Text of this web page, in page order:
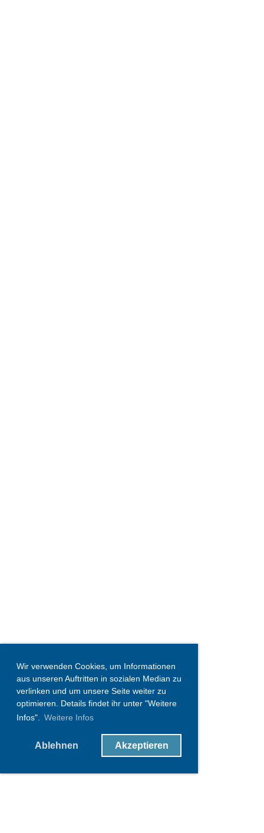
Wir verwenden Cookies, um Informationen
aus unseren Auftritten in sozialen Median zu
verlinken und um unsere Seite weiter zu
optimieren. Details findet ihr unter "Weitere
Infos". Weitere Infos
Ablehnen Akzeptieren